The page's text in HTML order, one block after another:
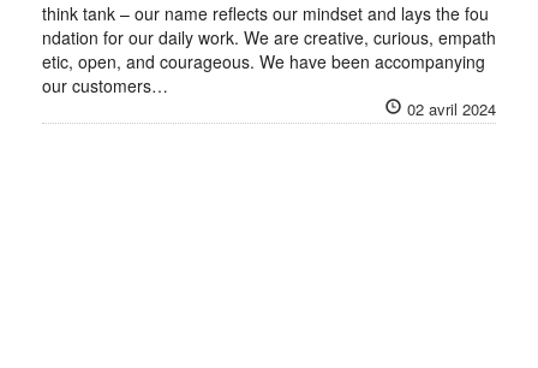
think tank – our name reflects our mindset and lays the fou
ndation for our daily work. We are creative, curious, empath
etic, open, and courageous. We have been accompanying
our customers…
02 avril 2024